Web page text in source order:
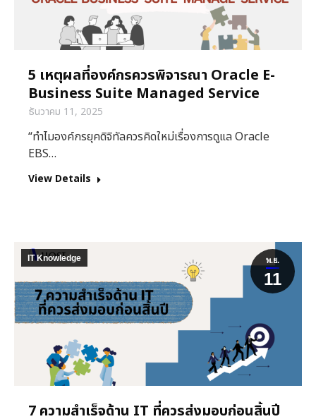
5 เหตุผลที่องค์กรควรพิจารณา Oracle E-
Business Suite Managed Service
ธันวาคม 11, 2025
“ทำไมองค์กรยุคดิจิทัลควรคิดใหม่เรื่องการดูแล Oracle
EBS…
View Details
พ.ย.
11
IT Knowledge
7 ความสำเร็จด้าน IT ที่ควรส่งมอบก่อนสิ้นปี